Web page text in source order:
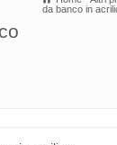
da banco in